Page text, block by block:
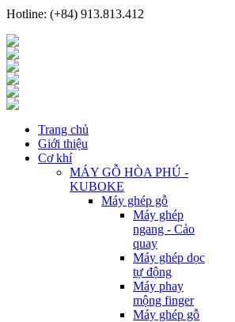
Hotline: (+84) 913.813.412
Trang chủ
Giới thiệu
Cơ khí
MÁY GỖ HÒA PHÚ -
KUBOKE
Máy ghép gỗ
Máy ghép
ngang - Cảo
quay
Máy ghép dọc
tự động
Máy phay
mộng finger
Máy ghép gỗ